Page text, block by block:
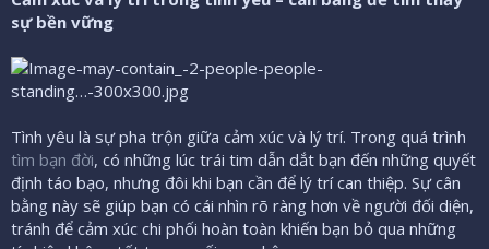
sự bền vững
Tình yêu là sự pha trộn giữa cảm xúc và lý trí. Trong quá trình
tìm bạn đời, có những lúc trái tim dẫn dắt bạn đến những quyết
định táo bạo, nhưng đôi khi bạn cần để lý trí can thiệp. Sự cân
bằng này sẽ giúp bạn có cái nhìn rõ ràng hơn về người đối diện,
tránh để cảm xúc chi phối hoàn toàn khiến bạn bỏ qua những